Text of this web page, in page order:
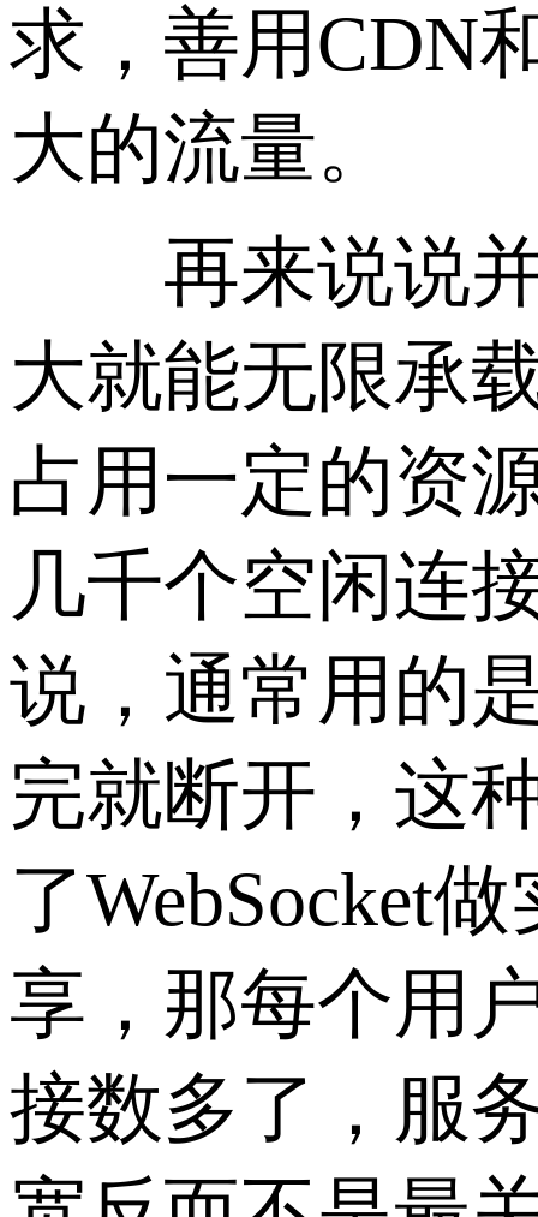
求，善用CDN
大的流量。
再来说说并
大就能无限承
占用一定的资
几千个空闲连
说，通常用的
完就断开，这
了WebSocket
享，那每个用
接数多了，服